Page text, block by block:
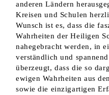
anderen Ländern
Kreisen und Schulen
Wunsch ist es, dass die
Wahrheiten der Heiligen
nahegebracht werden, in
verständlich und
überzeugt, dass die so
ewigen Wahrheiten aus
sowie die einzigartigen